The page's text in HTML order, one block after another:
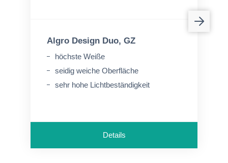
Algro Design Duo, GZ
höchste Weiße
seidig weiche Oberfläche
sehr hohe Lichtbeständigkeit
Details